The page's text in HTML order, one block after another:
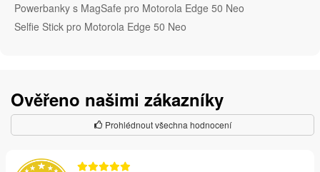
Powerbanky s MagSafe pro Motorola Edge 50 Neo
Selfie Stick pro Motorola Edge 50 Neo
Ověřeno našimi zákazníky
Prohlédnout všechna hodnocení